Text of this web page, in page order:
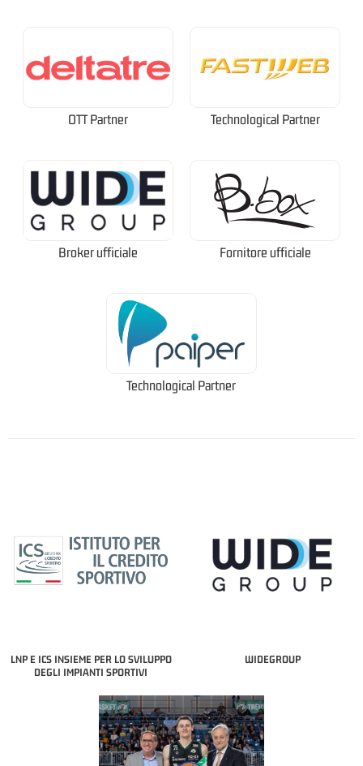
OTT Partner Technological Partner
Broker ufficiale Fornitore ufficiale
Technological Partner
LNP E ICS INSIEME PER LO SVILUPPO
DEGLI IMPIANTI SPORTIVI
WIDEGROUP